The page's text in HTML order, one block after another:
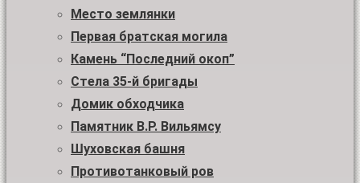
Место землянки
Первая братская могила
Камень “Последний окоп”
Стела 35-й бригады
Домик обходчика
Памятник В.Р. Вильямсу
Шуховская башня
Противотанковый ров